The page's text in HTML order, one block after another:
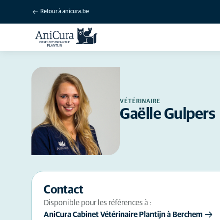
Retour à anicura.be
VÉTÉRINAIRE
Gaëlle Gulpers
Contact
Disponible pour les références à :
AniCura Cabinet Vétérinaire Plantijn à Berchem